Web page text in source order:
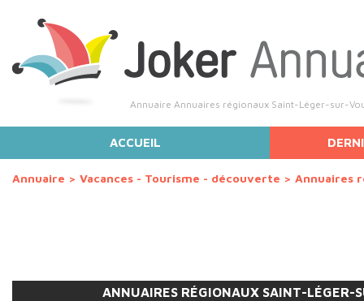
Annuaire Annuaires régionaux Saint-Léger-sur-
ANNUAIRES RÉGIONAUX SAINT-LÉGER-
ACCUEIL
Annuaire > Vacances - Tourisme - découverte > Annuaires